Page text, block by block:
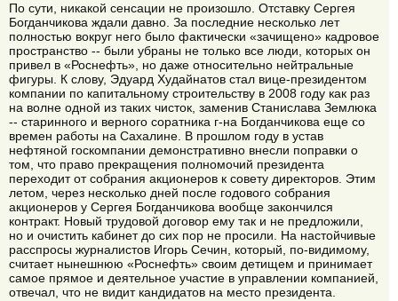
По сути, никакой сенсации не произошло. Отставку Сергея
Богданчикова ждали давно. За последние несколько лет
полностью вокруг него было фактически «зачищено» кадровое
пространство -- были убраны не только все люди, которых он
привел в «Роснефть», но даже относительно нейтральные
фигуры. К слову, Эдуард Худайнатов стал вице-президентом
компании по капитальному строительству в 2008 году как раз
на волне одной из таких чисток, заменив Станислава Землюка
-- старинного и верного соратника г-на Богданчикова еще со
времен работы на Сахалине. В прошлом году в устав
нефтяной госкомпании демонстративно внесли поправки о
том, что право прекращения полномочий президента
переходит от собрания акционеров к совету директоров. Этим
летом, через несколько дней после годового собрания
акционеров у Сергея Богданчикова вообще закончился
контракт. Новый трудовой договор ему так и не предложили,
но и очистить кабинет до сих пор не просили. На настойчивые
расспросы журналистов Игорь Сечин, который, по-видимому,
считает нынешнюю «Роснефть» своим детищем и принимает
самое прямое и деятельное участие в управлении компанией,
отвечал, что не видит кандидатов на место президента.